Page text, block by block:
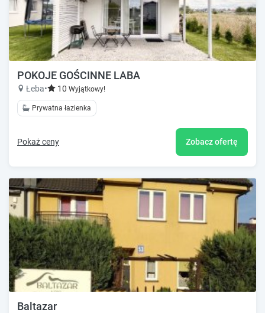
POKOJE GOŚCINNE LABA
Łeba• 10 Wyjątkowy!
Prywatna łazienka
Pokaż ceny Zobacz ofertę
Baltazar